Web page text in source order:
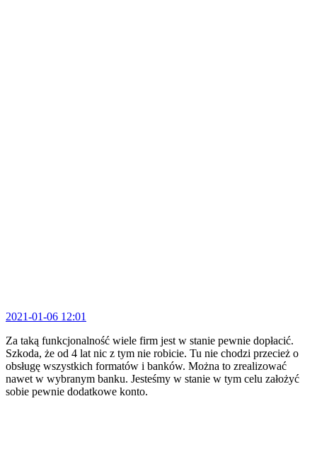
2021-01-06 12:01
Za taką funkcjonalność wiele firm jest w stanie pewnie dopłacić.
Szkoda, że od 4 lat nic z tym nie robicie. Tu nie chodzi przecież o
obsługę wszystkich formatów i banków. Można to zrealizować
nawet w wybranym banku. Jesteśmy w stanie w tym celu założyć
sobie pewnie dodatkowe konto.